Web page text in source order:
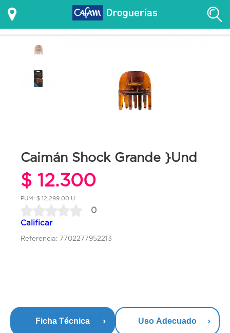
Caimán Shock Grande }Und
$ 12.300
PUM: $ 12,299.00 U
0
Calificar
Referencia: 7702277952213
Ficha Técnica Uso Adecuado